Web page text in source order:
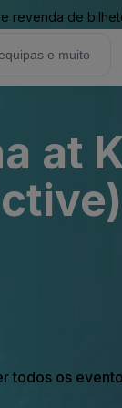
revenda de
at
todos os